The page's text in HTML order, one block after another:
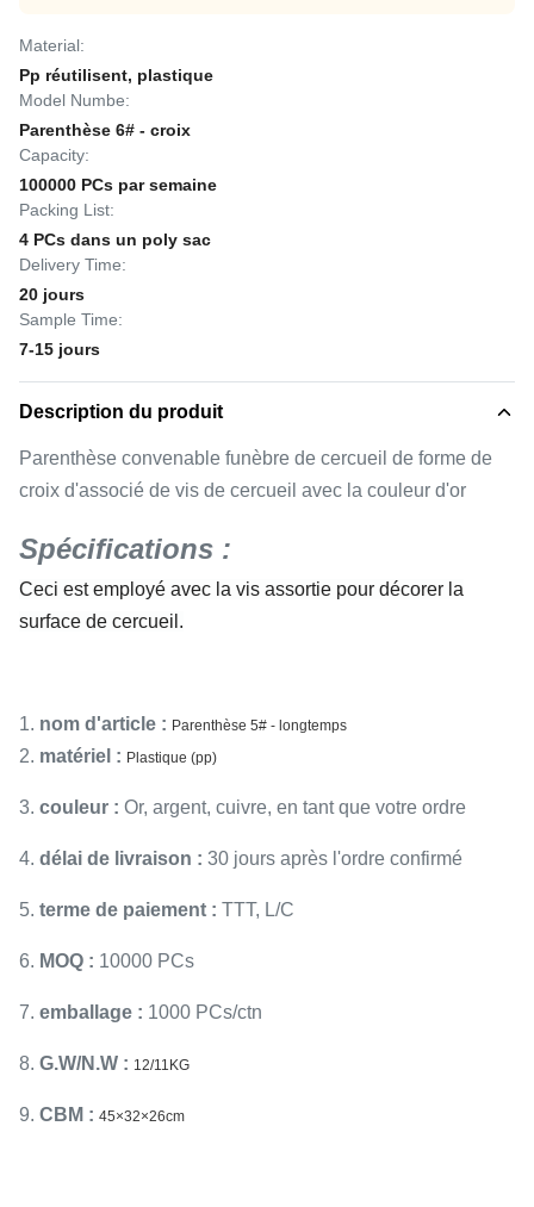
Material:
Pp réutilisent, plastique
Model Numbe:
Parenthèse 6# - croix
Capacity:
100000 PCs par semaine
Packing List:
4 PCs dans un poly sac
Delivery Time:
20 jours
Sample Time:
7-15 jours
Description du produit
Parenthèse convenable funèbre de cercueil de forme de
croix d'associé de vis de cercueil avec la couleur d'or
Spécifications :
Ceci est employé avec la vis assortie pour décorer la
surface de cercueil.
1. nom d'article : Parenthèse 5# - longtemps
2. matériel : Plastique (pp)
3. couleur : Or, argent, cuivre, en tant que votre ordre
4. délai de livraison : 30 jours après l'ordre confirmé
5. terme de paiement : TTT, L/C
6. MOQ : 10000 PCs
7. emballage : 1000 PCs/ctn
8. G.W/N.W : 12/11KG
9. CBM : 45×32×26cm